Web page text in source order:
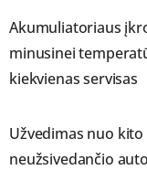
Akumuliatoriaus
minusinei
kiekvienas servisas
Užvedimas nuo
neužsivedančio